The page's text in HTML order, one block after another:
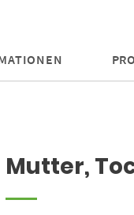
Mutter,